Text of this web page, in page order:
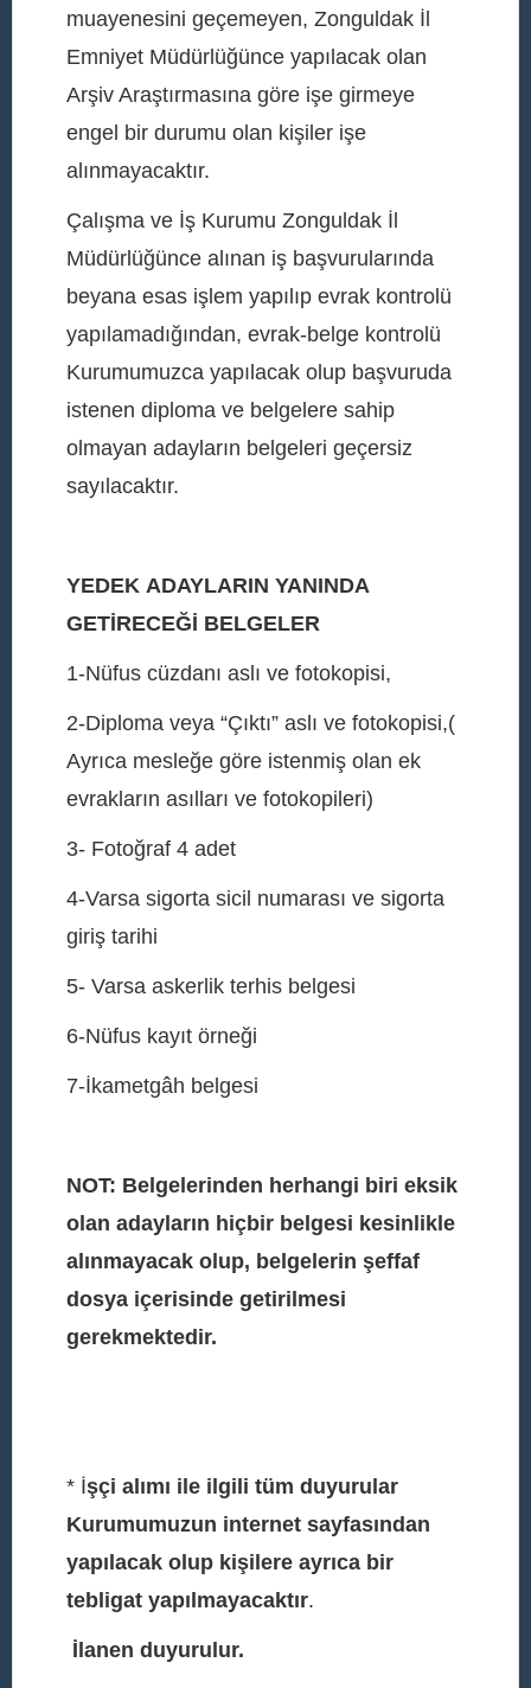
muayenesini geçemeyen, Zonguldak İl
Emniyet Müdürlüğünce yapılacak olan
Arşiv Araştırmasına göre işe girmeye
engel bir durumu olan kişiler işe
alınmayacaktır.
Çalışma ve İş Kurumu Zonguldak İl
Müdürlüğünce alınan iş başvurularında
beyana esas işlem yapılıp evrak kontrolü
yapılamadığından, evrak-belge kontrolü
Kurumumuzca yapılacak olup başvuruda
istenen diploma ve belgelere sahip
olmayan adayların belgeleri geçersiz
sayılacaktır.
YEDEK ADAYLARIN YANINDA
GETİRECEĞİ BELGELER
1-Nüfus cüzdanı aslı ve fotokopisi,
2-Diploma veya “Çıktı” aslı ve fotokopisi,(
Ayrıca mesleğe göre istenmiş olan ek
evrakların asılları ve fotokopileri)
3- Fotoğraf 4 adet
4-Varsa sigorta sicil numarası ve sigorta
giriş tarihi
5- Varsa askerlik terhis belgesi
6-Nüfus kayıt örneği
7-İkametgâh belgesi
NOT: Belgelerinden herhangi biri eksik
olan adayların hiçbir belgesi kesinlikle
alınmayacak olup, belgelerin şeffaf
dosya içerisinde getirilmesi
gerekmektedir.
* İşçi alımı ile ilgili tüm duyurular
Kurumumuzun internet sayfasından
yapılacak olup kişilere ayrıca bir
tebligat yapılmayacaktır.
İlanen duyurulur.